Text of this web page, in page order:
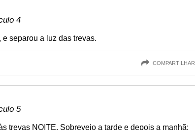
4
separou a luz das trevas.
COMPARTILHAR
5
trevas NOITE. Sobreveio a tarde e depois a manhã: